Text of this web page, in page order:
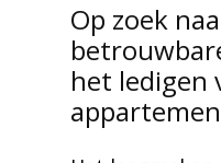
Op zoek
het ledigen